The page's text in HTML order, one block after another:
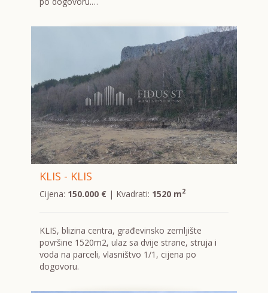
KLIS - KLIS
Cijena: 150.000 €| Kvadrati: 1520 m2
KLIS, blizina centra, građevinsko zemljište
površine 1520m2, ulaz sa dvije strane, struja i
voda na parceli, vlasništvo 1/1, cijena po
dogovoru.